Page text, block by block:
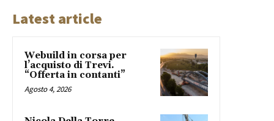
Latest article
Webuild in corsa per
l’acquisto di Trevi.
“Offerta in contanti”
Agosto 4, 2026